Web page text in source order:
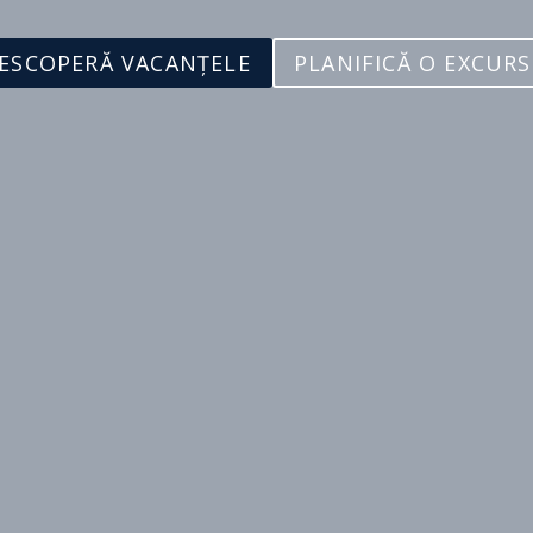
VACANȚELE PLANIFICĂ O